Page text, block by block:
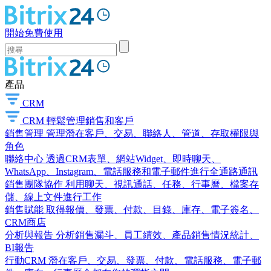
開始免費使用
產品
CRM
CRM 輕鬆管理銷售和客戶
銷售管理 管理潛在客戶、交易、聯絡人、管道、存取權限與
角色
聯絡中心 透過CRM表單、網站Widget、即時聊天、
WhatsApp、Instagram、電話服務和電子郵件進行全通路通訊
銷售團隊協作 利用聊天、視訊通話、任務、行事曆、檔案存
儲、線上文件進行工作
銷售賦能 取得報價、發票、付款、目錄、庫存、電子簽名、
CRM商店
分析與報告 分析銷售漏斗、員工績效、產品銷售情況統計、
BI報告
行動CRM 潛在客戶、交易、發票、付款、電話服務、電子郵